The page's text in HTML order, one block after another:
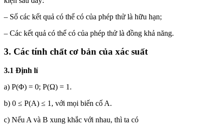
– Số các kết quả có thể có của phép thử là hữu hạn;
– Các kết quả có thể có của phép thử là đồng khả năng.
3. Các tính chất cơ bản của xác suất
3.1 Định lí
a) P(Φ) = 0; P(Ω) = 1.
b) 0 ≤ P(A) ≤ 1, với mọi biến cố A.
c) Nếu A và B xung khắc với nhau, thì ta có